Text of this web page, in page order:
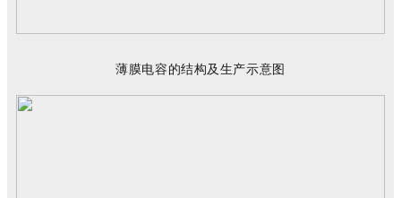
薄膜电容的结构及生产示意图